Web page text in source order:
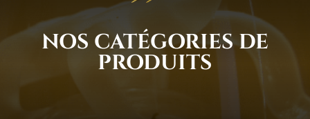
NOS CATÉGORIES DE
PRODUITS